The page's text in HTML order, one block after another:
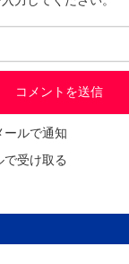
ールで通知
で受け取る